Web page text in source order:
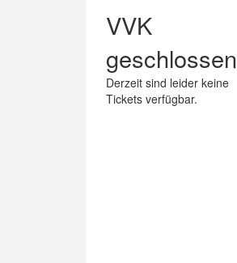
VVK
geschlossen
Derzeit sind leider keine
Tickets verfügbar.